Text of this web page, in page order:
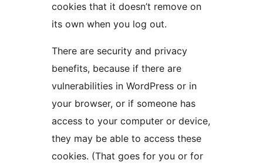
cookies that it doesn’t remove on
its own when you log out.
There are security and privacy
benefits, because if there are
vulnerabilities in WordPress or in
your browser, or if someone has
access to your computer or device,
they may be able to access these
cookies. (That goes for you or for